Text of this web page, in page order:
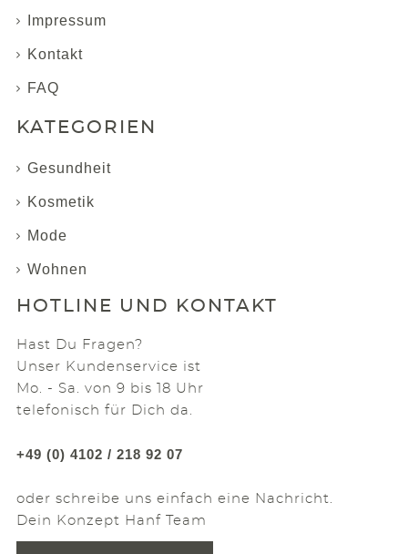
Impressum
Kontakt
FAQ
KATEGORIEN
Gesundheit
Kosmetik
Mode
Wohnen
HOTLINE UND KONTAKT
Hast Du Fragen?
Unser Kundenservice ist
Mo. - Sa. von 9 bis 18 Uhr
telefonisch für Dich da.
+49 (0) 4102 / 218 92 07
oder schreibe uns einfach eine Nachricht.
Dein Konzept Hanf Team